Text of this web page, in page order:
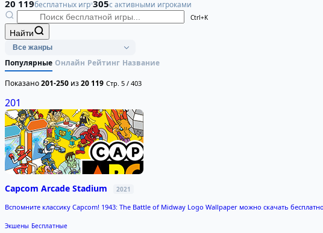
20 119бесплатных игр 305с активными игроками
Ctrl+K
Найти
Популярные Онлайн Рейтинг Название
Показано201-250 из20 119 Стр. 5 / 403
201
Capcom Arcade Stadium 2021
Вспомните классику Capcom! 1943: The Battle of Midway Logo Wallpaper можно скачать
Экшены Бесплатные